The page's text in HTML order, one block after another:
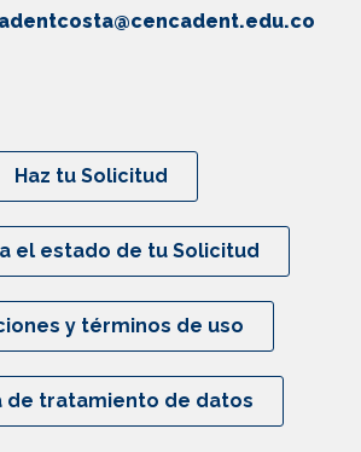
Haz tu Solicitud
el estado de tu Solicitud
y términos de uso
de tratamiento de datos